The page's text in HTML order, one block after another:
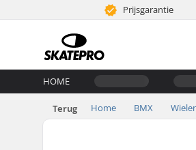
Prijsgarantie
HOME
Terug Home BMX